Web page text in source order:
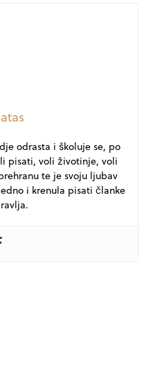
odrasta i školuje se, po
pisati, voli životinje, voli
te je svoju ljubav
i krenula pisati članke